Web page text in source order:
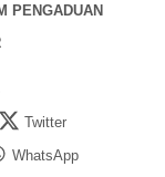
PENGADUAN
Twitter
WhatsApp